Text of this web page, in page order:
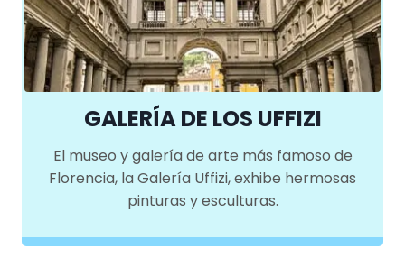
GALERÍA DE LOS UFFIZI
El museo y galería de arte más famoso de
Florencia, la Galería Uffizi, exhibe hermosas
pinturas y esculturas.